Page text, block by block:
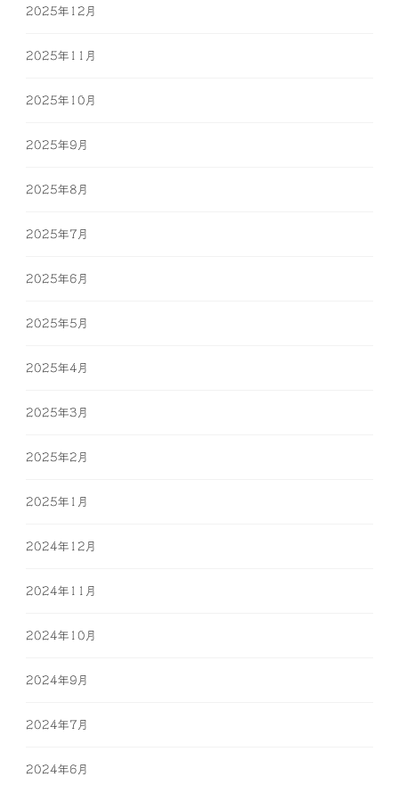
2025年12月
2025年11月
2025年10月
2025年9月
2025年8月
2025年7月
2025年6月
2025年5月
2025年4月
2025年3月
2025年2月
2025年1月
2024年12月
2024年11月
2024年10月
2024年9月
2024年7月
2024年6月